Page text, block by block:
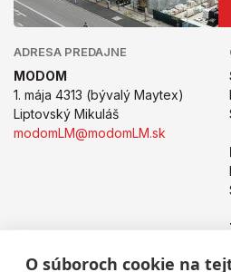
O súboroch cookie na
ADRESA PREDAJNE
MODOM
1. mája 4313 (bývalý Maytex)
Liptovský Mikuláš
modomLM@modomLM.sk